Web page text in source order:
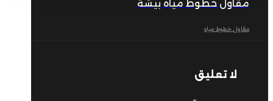
مقاول خطوط مياه بيشة
مقاول خطوط مياه
لا تعليق